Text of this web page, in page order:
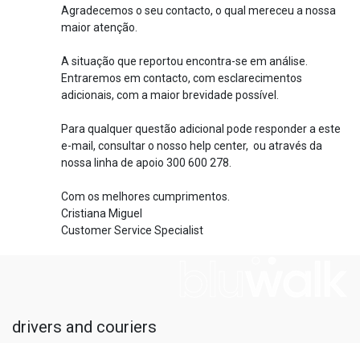
Agradecemos o seu contacto, o qual mereceu a nossa
maior atenção.
A situação que reportou encontra-se em análise.
Entraremos em contacto, com esclarecimentos
adicionais, com a maior brevidade possível.
Para qualquer questão adicional pode responder a este
e-mail, consultar o nosso help center, ou através da
nossa linha de apoio 300 600 278.
Com os melhores cumprimentos.
Cristiana Miguel
Customer Service Specialist
drivers and couriers